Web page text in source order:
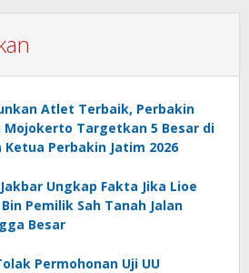
Atlet Terbaik, Perbakin
Mojokerto Targetkan 5 Besar di
Ketua Perbakin Jatim 2026
Jakbar Ungkap Fakta Jika Lioe
Pemilik Sah Tanah Jalan
Besar
Permohonan Uji UU